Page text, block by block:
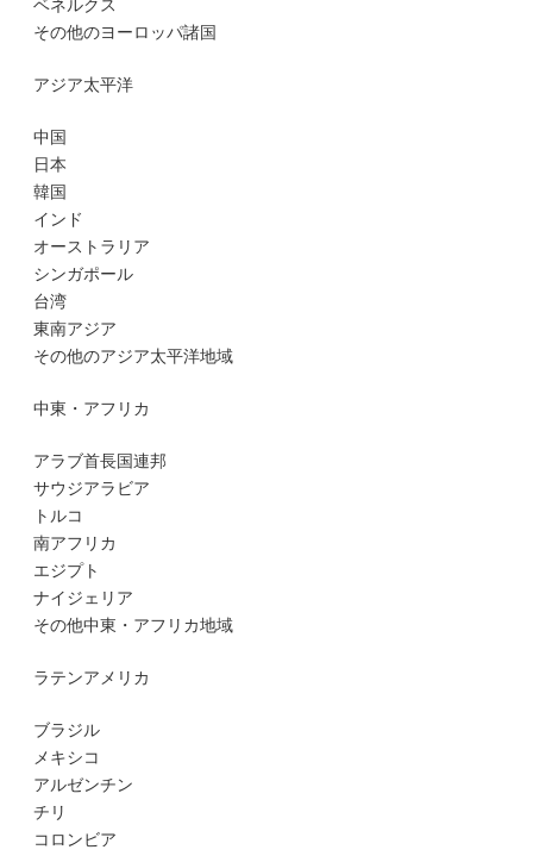
ベネルクス
その他のヨーロッパ諸国
アジア太平洋
中国
日本
韓国
インド
オーストラリア
シンガポール
台湾
東南アジア
その他のアジア太平洋地域
中東・アフリカ
アラブ首長国連邦
サウジアラビア
トルコ
南アフリカ
エジプト
ナイジェリア
その他中東・アフリカ地域
ラテンアメリカ
ブラジル
メキシコ
アルゼンチン
チリ
コロンビア